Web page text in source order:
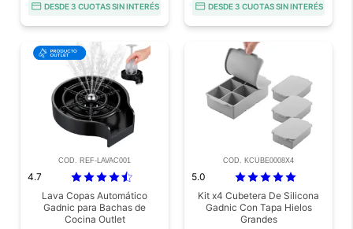
DESDE 3 CUOTAS SIN INTERÉS DESDE 3 CUOTAS SIN INTERÉS
COD. REF-LAVAC001
4.7
Lava Copas Automático
Gadnic para Bachas de
Cocina Outlet
COD. KCUBE0008X4
5.0
Kit x4 Cubetera De Silicona
Gadnic Con Tapa Hielos
Grandes